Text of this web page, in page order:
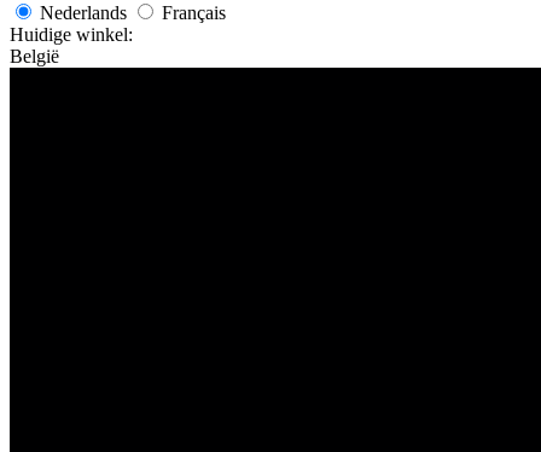
Nederlands
Français
Huidige winkel:
België